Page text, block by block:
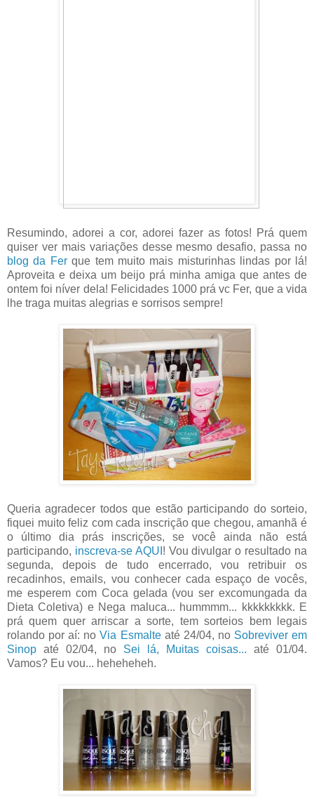
Resumindo, adorei a cor, adorei fazer as fotos! Prá quem
quiser ver mais variações desse mesmo desafio, passa no
blog da Ferque tem muito mais misturinhas lindas por lá!
Aproveita e deixa um beijo prá minha amiga que antes de
ontem foi níver dela! Felicidades 1000 prá vc Fer, que a vida
lhe traga muitas alegrias e sorrisos sempre!
Queria agradecer todos que estão participando do sorteio,
fiquei muito feliz com cada inscrição que chegou, amanhã é
o último dia prás inscrições, se você ainda não está
participando, inscreva-se AQUI ! Vou divulgar o resultado na
segunda, depois de tudo encerrado, vou retribuir os
recadinhos, emails, vou conhecer cada espaço de vocês,
me esperem com Coca gelada (vou ser excomungada da
Dieta Coletiva) e Nega maluca... hummmm... kkkkkkkkk. E
prá quem quer arriscar a sorte, tem sorteios bem legais
rolando por aí: noVia Esmalteaté 24/04, no Sobreviver em
Sinop até 02/04, no Sei lá, Muitas coisas... até 01/04.
Vamos? Eu vou... heheheheh.